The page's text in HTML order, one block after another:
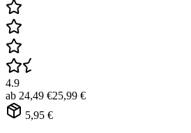
4.9
ab 24,49 €25,99 €
5,95 €